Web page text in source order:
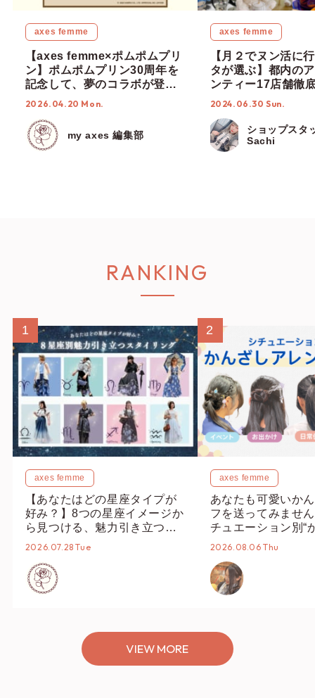
axes femme
【axes femme×ポムポムプリ
ン】ポムポムプリン30周年を
記念して、夢のコラボが登
場！4/25(土) axes femme一
2026.04.20 Mon.
my axes 編集部
axes femme
【月２でヌン活に
タが選ぶ】都内の
ンティー17店舗徹
度なし！【ショッ
2024.06.30 Sun.
ショップスタ
Sachi
RANKING
1
axes femme
【あなたはどの星座タイプが
好み？】8つの星座イメージか
ら見つける、魅力引き立つス
タイリング♡
2026.07.28 Tue
2
axes femme
あなたも可愛いか
フを送ってみませ
チュエーション別“
オススメ【ショッ
2026.08.06 Thu
VIEW MORE